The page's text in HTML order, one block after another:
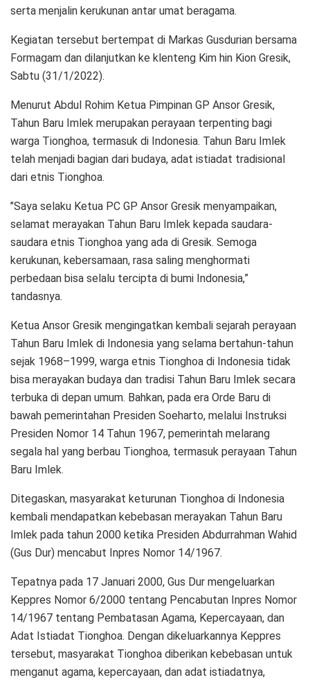
serta menjalin kerukunan antar umat beragama.
Kegiatan tersebut bertempat di Markas Gusdurian bersama
Formagam dan dilanjutkan ke klenteng Kim hin Kion Gresik,
Sabtu (31/1/2022).
Menurut Abdul Rohim Ketua Pimpinan GP Ansor Gresik,
Tahun Baru Imlek merupakan perayaan terpenting bagi
warga Tionghoa, termasuk di Indonesia. Tahun Baru Imlek
telah menjadi bagian dari budaya, adat istiadat tradisional
dari etnis Tionghoa.
’’Saya selaku Ketua PC GP Ansor Gresik menyampaikan,
selamat merayakan Tahun Baru Imlek kepada saudara-
saudara etnis Tionghoa yang ada di Gresik. Semoga
kerukunan, kebersamaan, rasa saling menghormati
perbedaan bisa selalu tercipta di bumi Indonesia,”
tandasnya.
Ketua Ansor Gresik mengingatkan kembali sejarah perayaan
Tahun Baru Imlek di Indonesia yang selama bertahun-tahun
sejak 1968–1999, warga etnis Tionghoa di Indonesia tidak
bisa merayakan budaya dan tradisi Tahun Baru Imlek secara
terbuka di depan umum. Bahkan, pada era Orde Baru di
bawah pemerintahan Presiden Soeharto, melalui Instruksi
Presiden Nomor 14 Tahun 1967, pemerintah melarang
segala hal yang berbau Tionghoa, termasuk perayaan Tahun
Baru Imlek.
Ditegaskan, masyarakat keturunan Tionghoa di Indonesia
kembali mendapatkan kebebasan merayakan Tahun Baru
Imlek pada tahun 2000 ketika Presiden Abdurrahman Wahid
(Gus Dur) mencabut Inpres Nomor 14/1967.
Tepatnya pada 17 Januari 2000, Gus Dur mengeluarkan
Keppres Nomor 6/2000 tentang Pencabutan Inpres Nomor
14/1967 tentang Pembatasan Agama, Kepercayaan, dan
Adat Istiadat Tionghoa. Dengan dikeluarkannya Keppres
tersebut, masyarakat Tionghoa diberikan kebebasan untuk
menganut agama, kepercayaan, dan adat istiadatnya,